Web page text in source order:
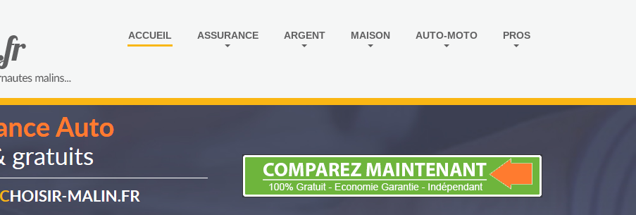
ACCUEIL ASSURANCE ARGENT MAISON AUTO-MOTO PROS